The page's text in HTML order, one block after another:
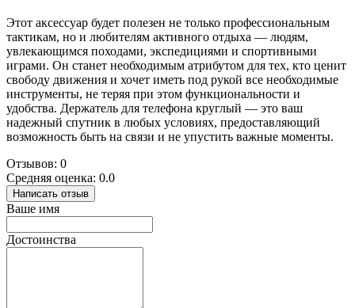
Этот аксессуар будет полезен не только профессиональным
тактикам, но и любителям активного отдыха — людям,
увлекающимся походами, экспедициями и спортивными
играми. Он станет необходимым атрибутом для тех, кто ценит
свободу движения и хочет иметь под рукой все необходимые
инструменты, не теряя при этом функциональности и
удобства. Держатель для телефона круглый — это ваш
надежный спутник в любых условиях, предоставляющий
возможность быть на связи и не упустить важные моменты.
Отзывов: 0
Средняя оценка: 0.0
Написать отзыв
Ваше имя
Достоинства